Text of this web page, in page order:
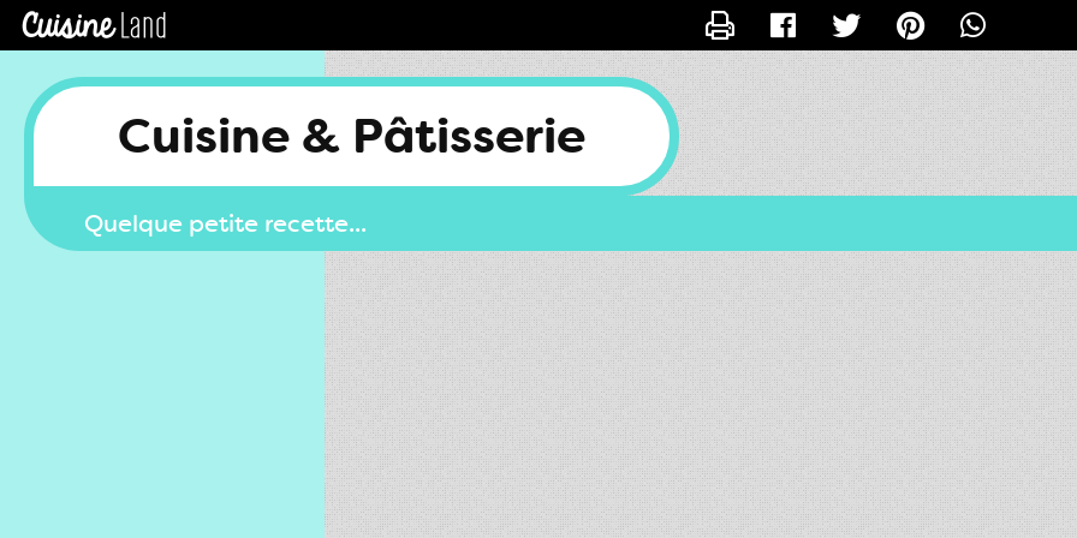
Cuisine & Pâtisserie
Quelque petite recette...
CONTACTER INÈS1